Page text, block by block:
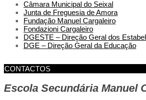
Câmara Municipal do Seixal
Junta de Freguesia de Amora
Fundação Manuel Cargaleiro
Fondazioni Cargaleiro
DGESTE – Direção Geral dos
DGE – Direção Geral da Educação
CONTACTOS
Escola Secundária Manuel